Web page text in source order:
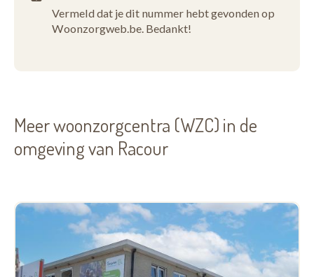
Vermeld dat je dit nummer hebt gevonden op
Woonzorgweb.be. Bedankt!
Meer woonzorgcentra (WZC) in de
omgeving van Racour